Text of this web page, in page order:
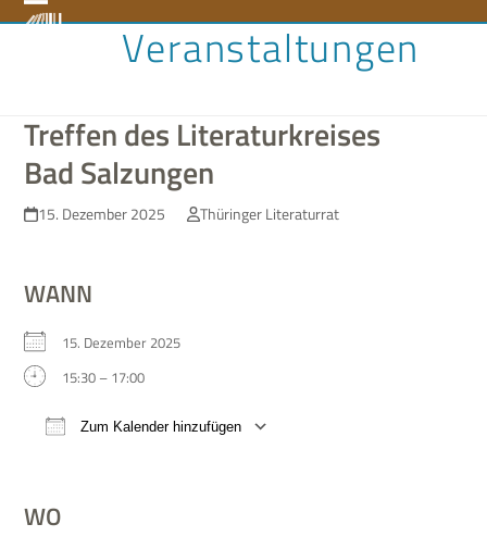
to Open
Close
Veranstaltungen
Treffen des Literaturkreises
Bad Salzungen
15. Dezember 2025 Thüringer Literaturrat
WANN
15. Dezem­ber 2025
15:30 – 17:00
Zum Kalender hinzufügen
WO